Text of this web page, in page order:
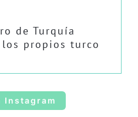
de Turquía
propios turco
Instagram